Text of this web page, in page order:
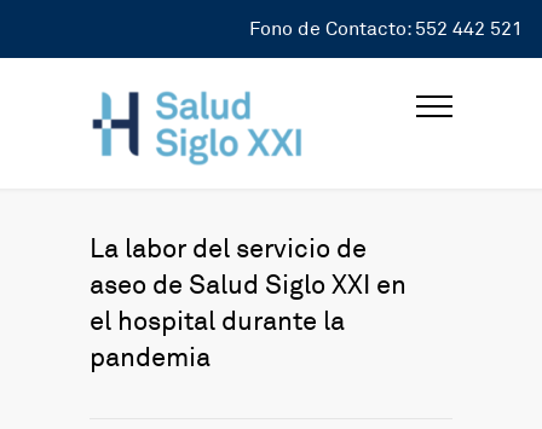
Fono de Contacto: 552 442 521
La labor del servicio de
aseo de Salud Siglo XXI en
el hospital durante la
pandemia